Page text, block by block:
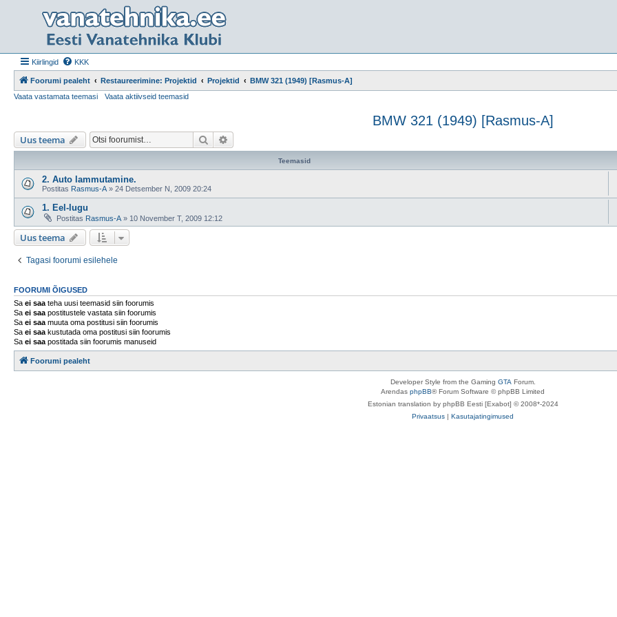
Kiirlingid KKK
Foorumi pealeht Restaureerimine: Projektid Projektid
BMW 321 (1949) [Rasmus-A]
Vaata vastamata teemasi
Vaata aktiivseid teemasid
BMW 321 (1949) [Rasmus-A]
Uus teema Otsi
Teemasid
2. Auto lammutamine.
Postitas Rasmus-A » 24 Detsember N, 2009 20:24
1. Eel-lugu
Postitas Rasmus-A » 10 November T, 2009 12:12
Uus teema
Tagasi foorumi esilehele
FOORUMI ÕIGUSED
Sa ei saa teha uusi teemasid siin foorumis
Sa ei saa postitustele vastata siin foorumis
Sa ei saa muuta oma postitusi siin foorumis
Sa ei saa kustutada oma postitusi siin foorumis
Sa ei saa postitada siin foorumis manuseid
Foorumi pealeht
Developer Style from the Gaming GTA Forum.
Arendas phpBB® Forum Software © phpBB Limited
Estonian translation by phpBB Eesti [Exabot] © 2008*-2024
Privaatsus | Kasutajatingimused